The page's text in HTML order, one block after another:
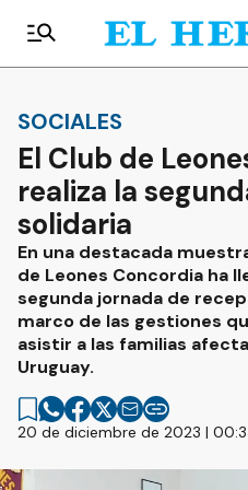
SOCIALES
El Club de
realiza la
solidaria
En una destacada
de Leones Concordia ha
segunda jornada de
marco de las gestiones
asistir a las familias
Uruguay.
20 de diciembre de 2023 |